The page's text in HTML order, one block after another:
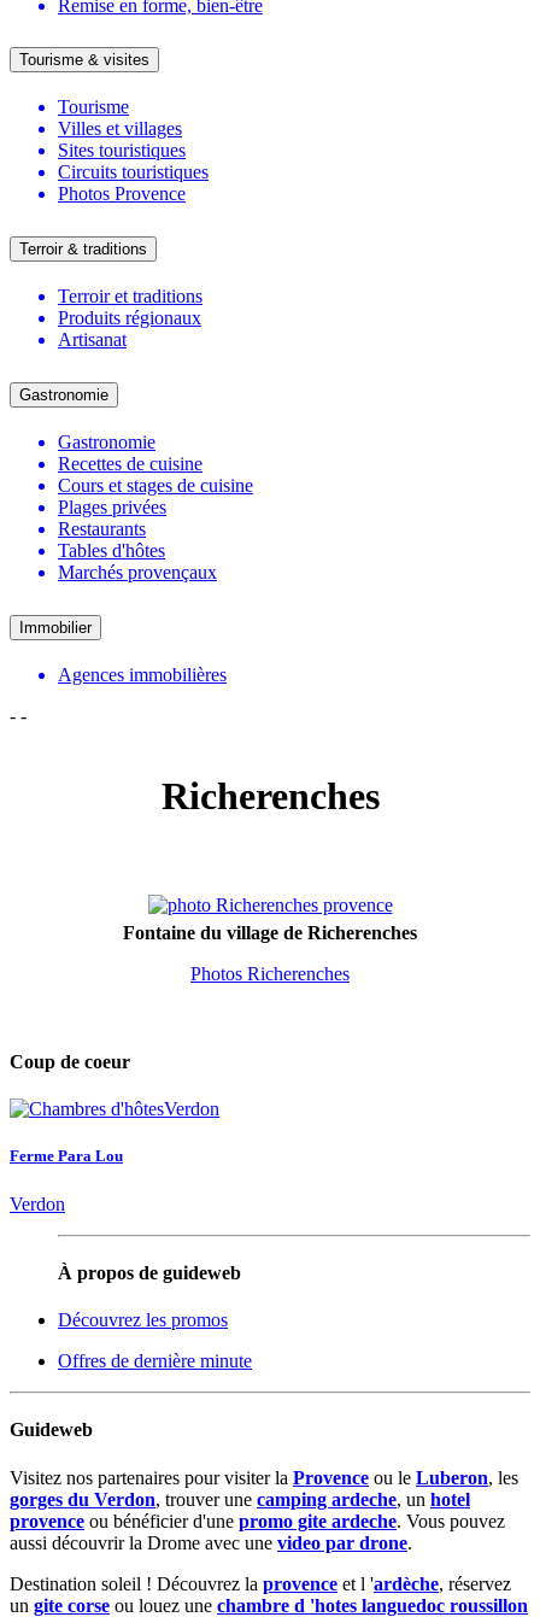
Remise en forme, bien-être
Tourisme & visites
Tourisme
Villes et villages
Sites touristiques
Circuits touristiques
Photos Provence
Terroir & traditions
Terroir et traditions
Produits régionaux
Artisanat
Gastronomie
Gastronomie
Recettes de cuisine
Cours et stages de cuisine
Plages privées
Restaurants
Tables d'hôtes
Marchés provençaux
Immobilier
Agences immobilières
- -
Richerenches
Fontaine du village de Richerenches
Photos Richerenches
Coup de coeur
Ferme Para Lou
Verdon
À propos de guideweb
Découvrez les promos
Offres de dernière minute
Guideweb
Visitez nos partenaires pour visiter la Provence ou le Luberon, les
gorges du Verdon, trouver une camping ardeche, un hotel
provence ou bénéficier d'une promo gite ardeche. Vous pouvez
aussi découvrir la Drome avec une video par drone.
Destination soleil ! Découvrez la provence et l 'ardèche, réservez
un gite corse ou louez une chambre d 'hotes languedoc roussillon